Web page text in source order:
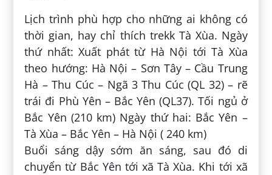
Lịch trình phù hợp cho những ai không có
thời gian, hay chỉ thích trekk Tà Xùa. Ngày
thứ nhất: Xuất phát từ Hà Nội tới Tà Xùa
theo hướng: Hà Nội – Sơn Tây – Cầu Trung
Hà – Thu Cúc – Ngã 3 Thu Cúc (QL 32) – rẽ
trái đi Phù Yên – Bắc Yên (QL37). Tối ngủ ở
Bắc Yên (210 km) Ngày thứ hai: Bắc Yên –
Tà Xùa – Bắc Yên – Hà Nội ( 240 km)
Buổi sáng dậy sớm ăn sáng, sau đó di
chuyển từ Bắc Yên tới xã Tà Xùa. Khi tới xã